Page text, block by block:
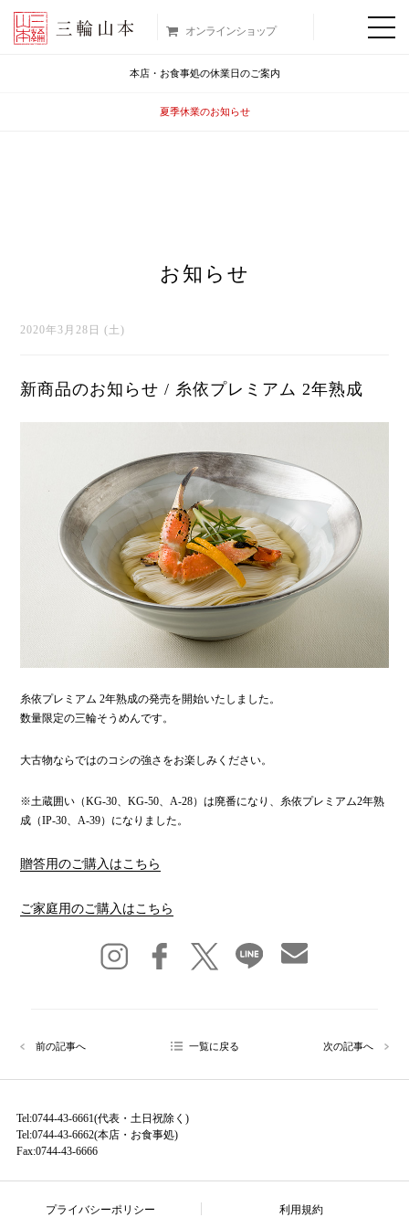
オンラインショップ
本店・お食事処の休業日のご案内
夏季休業のお知らせ
お知らせ
2020年3月28日 (土)
新商品のお知らせ / 糸依プレミアム 2年熟成
糸依プレミアム 2年熟成の発売を開始いたしました。
数量限定の三輪そうめんです。
大古物ならではのコシの強さをお楽しみください。
※土蔵囲い（KG-30、KG-50、A-28）は廃番になり、糸依プレミアム2年熟
成（IP-30、A-39）になりました。
贈答用のご購入はこちら
ご家庭用のご購入はこちら
前の記事へ 一覧に戻る 次の記事へ
Tel:0744-43-6661(代表・土日祝除く)
Tel:0744-43-6662(本店・お食事処)
Fax:0744-43-6666
プライバシーポリシー 利用規約